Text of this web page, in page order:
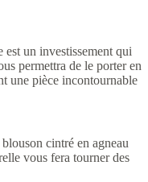
est un investissement qui
permettra de le porter en
une pièce incontournable
cintré en agneau
vous fera tourner des